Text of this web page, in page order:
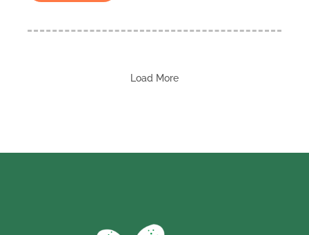
Load More